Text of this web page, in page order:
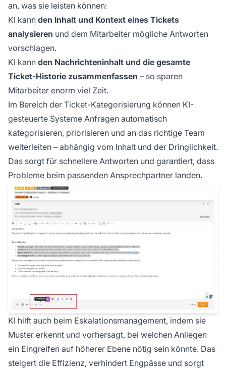
an, was sie leisten können:
KI kann den Inhalt und Kontext eines Tickets
analysieren und dem Mitarbeiter mögliche Antworten
vorschlagen.
KI kann den Nachrichteninhalt und die gesamte
Ticket-Historie zusammenfassen – so sparen
Mitarbeiter enorm viel Zeit.
Im Bereich der Ticket-Kategorisierung können KI-
gesteuerte Systeme Anfragen automatisch
kategorisieren, priorisieren und an das richtige Team
weiterleiten – abhängig vom Inhalt und der Dringlichkeit.
Das sorgt für schnellere Antworten und garantiert, dass
Probleme beim passenden Ansprechpartner landen.
KI hilft auch beim Eskalationsmanagement, indem sie
Muster erkennt und vorhersagt, bei welchen Anliegen
ein Eingreifen auf höherer Ebene nötig sein könnte. Das
steigert die Effizienz, verhindert Engpässe und sorgt